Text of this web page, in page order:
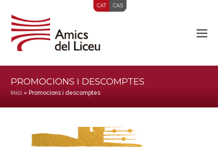
CAT CAS
PROMOCIONS I DESCOMPTES
Inici » Promocions i descomptes